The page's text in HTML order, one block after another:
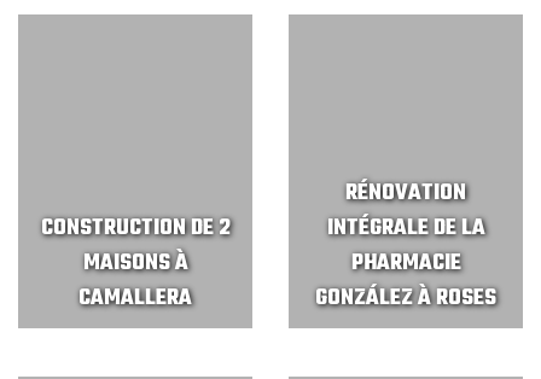
CONSTRUCTION DE 2
MAISONS À
CAMALLERA
RÉNOVATION
INTÉGRALE DE LA
PHARMACIE
GONZÁLEZ À ROSES